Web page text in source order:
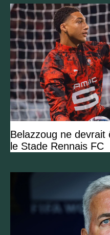
Belazzoug ne
le Stade Rennais FC